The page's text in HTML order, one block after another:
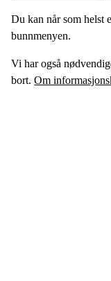
Du kan når som helst
bunnmenyen.
Vi har også
bort. Om